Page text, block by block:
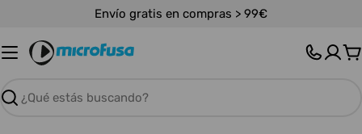
contenido
Envío gratis en compras > 99€
Buscar